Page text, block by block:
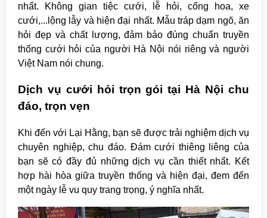
nhất. Không gian tiệc cưới, lễ hỏi, cổng hoa, xe
cưới,...lộng lẫy và hiện đại nhất. Mẫu tráp dạm ngõ, ăn
hỏi đẹp và chất lượng, đảm bảo đúng chuẩn truyền
thống cưới hỏi của người Hà Nội nói riêng và người
Việt Nam nói chung.
Dịch vụ cưới hỏi trọn gói tại Hà Nội chu
đáo, trọn vẹn
Khi đến với Lại Hằng, bạn sẽ được trải nghiệm dịch vụ
chuyên nghiệp, chu đáo. Đám cưới thiêng liêng của
bạn sẽ có đầy đủ những dịch vụ cần thiết nhất. Kết
hợp hài hòa giữa truyền thống và hiện đại, đem đến
một ngày lễ vu quy trang trọng, ý nghĩa nhất.